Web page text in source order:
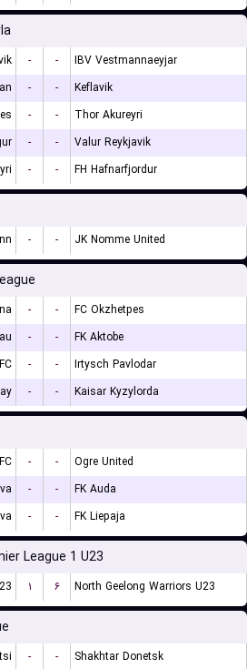
- -
IBV Vestmannaeyjar
- -
Keflavik
- -
Thor Akureyri
- -
Valur Reykjavik
- - FH Hafnarfjordur
- - JK Nomme United
- -
FC Okzhetpes
- -
FK Aktobe
- -
Irtysch Pavlodar
- - Kaisar Kyzylorda
- -
Ogre United
- -
FK Auda
- - FK Liepaja
League 1 U23
۱ ۶ North Geelong Warriors U23
- - Shakhtar Donetsk